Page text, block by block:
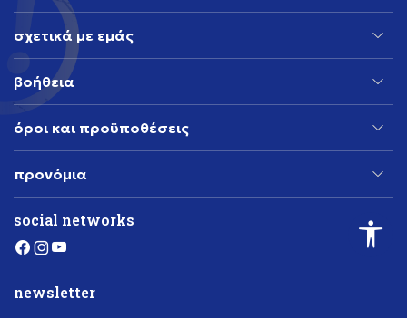
σχετικά με εμάς
βοήθεια
όροι και προϋποθέσεις
προνόμια
social networks
newsletter